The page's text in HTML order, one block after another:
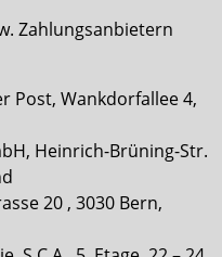
Zahlungsanbietern
Post, Wankdorfallee 4,
Heinrich-Brüning-Str.
20 , 3030 Bern,